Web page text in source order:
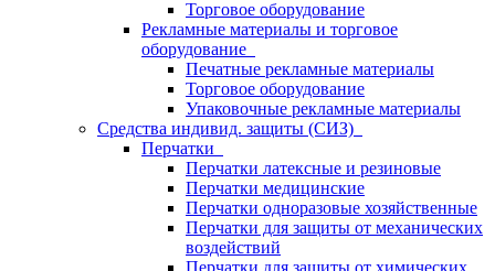
Торговое оборудование
Рекламные материалы и торговое
оборудование
Печатные рекламные материалы
Торговое оборудование
Упаковочные рекламные материалы
Средства индивид. защиты (СИЗ)
Перчатки
Перчатки латексные и резиновые
Перчатки медицинские
Перчатки одноразовые хозяйственные
Перчатки для защиты от механических
воздействий
Перчатки для защиты от химических